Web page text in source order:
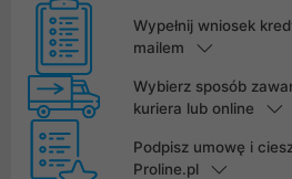
Wypełnij wniosek
mailem
Wybierz sposób
kuriera lub online
Podpisz umowę i
Proline.pl